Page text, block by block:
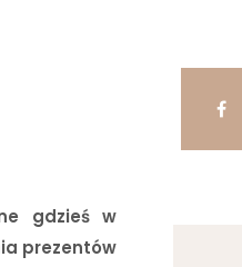
gdzieś w
prezentów